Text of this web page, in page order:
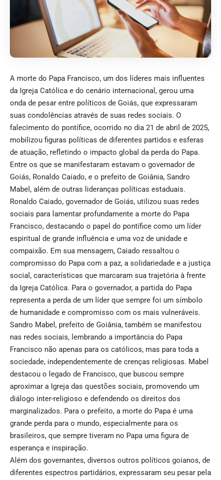
A morte do Papa Francisco, um dos líderes mais influentes
da Igreja Católica e do cenário internacional, gerou uma
onda de pesar entre políticos de Goiás, que expressaram
suas condolências através de suas redes sociais. O
falecimento do pontífice, ocorrido no dia 21 de abril de 2025,
mobilizou figuras políticas de diferentes partidos e esferas
de atuação, refletindo o impacto global da perda do Papa.
Entre os que se manifestaram estavam o governador de
Goiás, Ronaldo Caiado, e o prefeito de Goiânia, Sandro
Mabel, além de outras lideranças políticas estaduais.
Ronaldo Caiado, governador de Goiás, utilizou suas redes
sociais para lamentar profundamente a morte do Papa
Francisco, destacando o papel do pontífice como um líder
espiritual de grande influência e uma voz de unidade e
compaixão. Em sua mensagem, Caiado ressaltou o
compromisso do Papa com a paz, a solidariedade e a justiça
social, características que marcaram sua trajetória à frente
da Igreja Católica. Para o governador, a partida do Papa
representa a perda de um líder que sempre foi um símbolo
de humanidade e compromisso com os mais vulneráveis.
Sandro Mabel, prefeito de Goiânia, também se manifestou
nas redes sociais, lembrando a importância do Papa
Francisco não apenas para os católicos, mas para toda a
sociedade, independentemente de crenças religiosas. Mabel
destacou o legado de Francisco, que buscou sempre
aproximar a Igreja das questões sociais, promovendo um
diálogo inter-religioso e defendendo os direitos dos
marginalizados. Para o prefeito, a morte do Papa é uma
grande perda para o mundo, especialmente para os
brasileiros, que sempre tiveram no Papa uma figura de
esperança e inspiração.
Além dos governantes, diversos outros políticos goianos, de
diferentes espectros partidários, expressaram seu pesar pela